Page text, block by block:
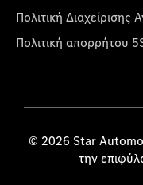
Πολιτική
Πολιτική απορρήτου
© 2026 Star
την